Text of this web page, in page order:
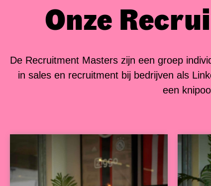
Onze
De Recruitment Masters zijn een groep
in sales en recruitment bij bedrijven als
een